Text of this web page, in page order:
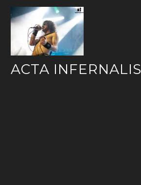
Skip
ACTA INFERNALIS